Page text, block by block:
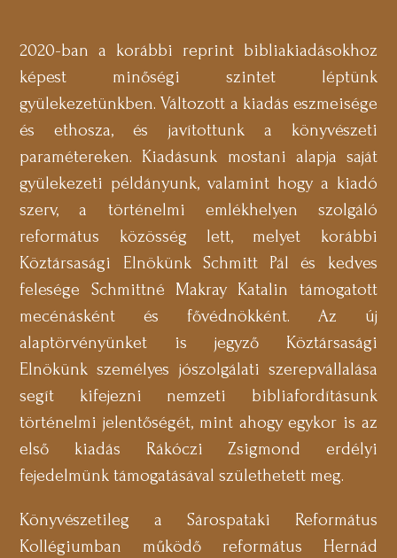
2020-ban a korábbi reprint bibliakiadásokhoz
képest minőségi szintet léptünk
gyülekezetünkben. Változott a kiadás eszmeisége
és ethosza, és javítottunk a könyvészeti
paramétereken. Kiadásunk mostani alapja saját
gyülekezeti példányunk, valamint hogy a kiadó
szerv, a történelmi emlékhelyen szolgáló
református közösség lett, melyet korábbi
Köztársasági Elnökünk Schmitt Pál és kedves
felesége Schmittné Makray Katalin támogatott
mecénásként és fővédnökként. Az új
alaptörvényünket is jegyző Köztársasági
Elnökünk személyes jószolgálati szerepvállalása
segít kifejezni nemzeti bibliafordításunk
történelmi jelentőségét, mint ahogy egykor is az
első kiadás Rákóczi Zsigmond erdélyi
fejedelmünk támogatásával születhetett meg.
Könyvészetileg a Sárospataki Református
Kollégiumban működő református Hernád